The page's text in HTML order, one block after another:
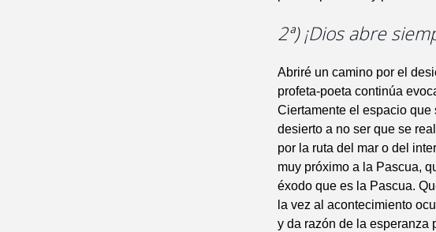
2ª) ¡Dios abre
Abriré un camino por el
profeta-poeta continúa
Ciertamente el espacio que
desierto a no ser que se
por la ruta del mar o del
muy próximo a la Pascua,
éxodo que es la Pascua.
la vez al acontecimiento
y da razón de la esperanza